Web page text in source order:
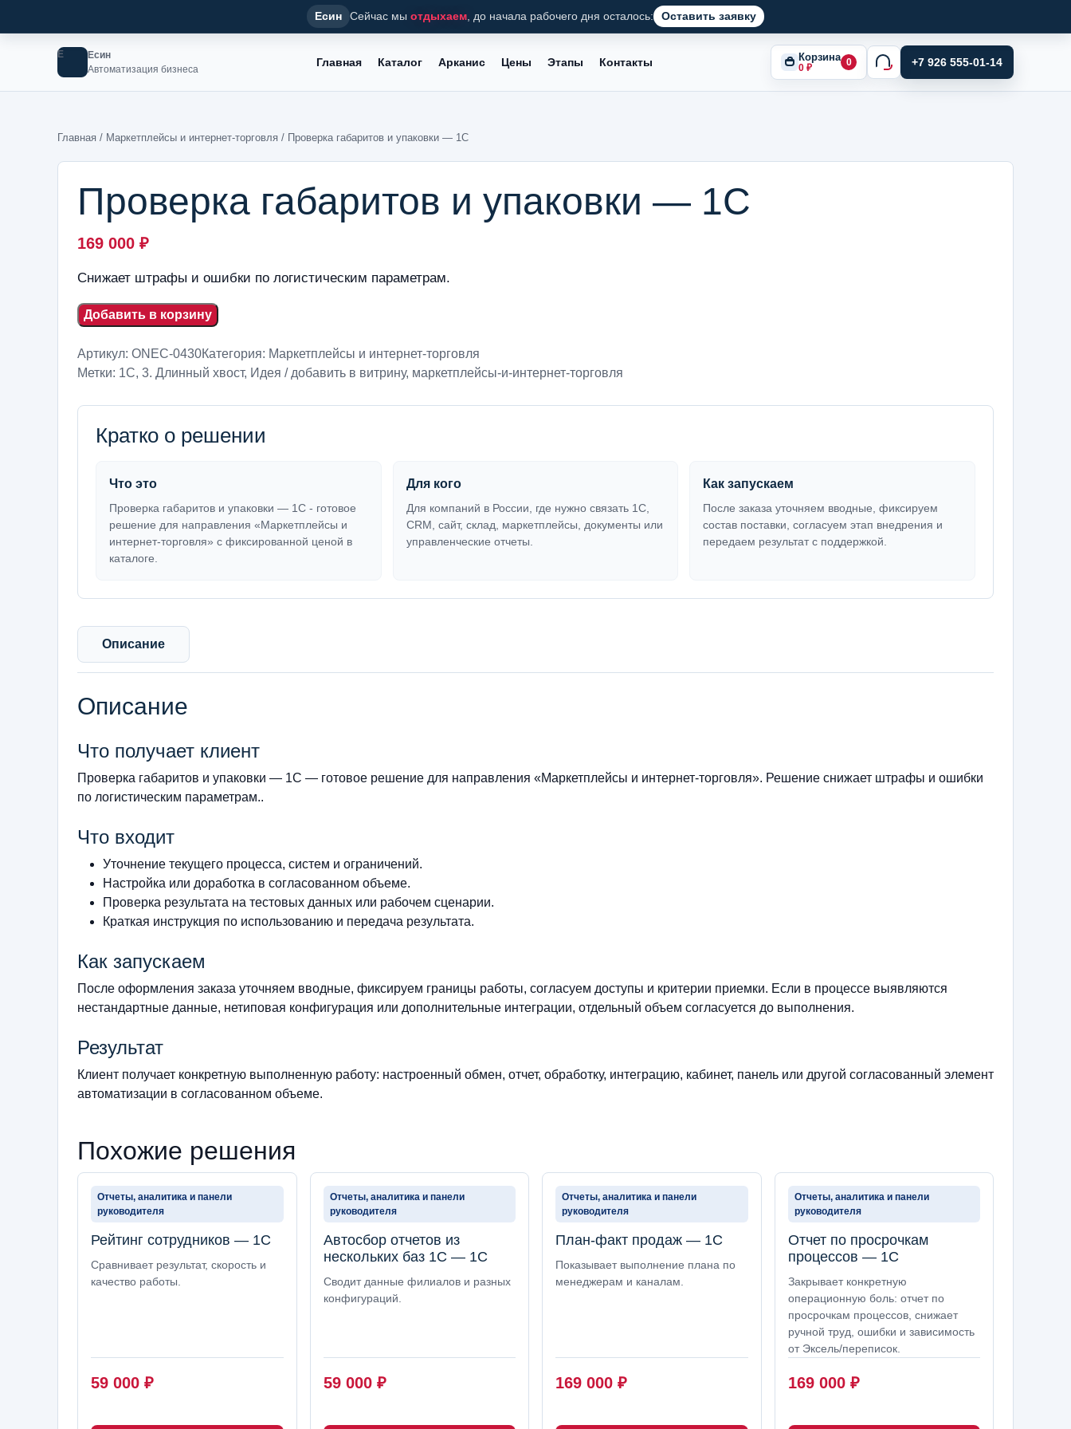
Есин Сейчас мы отдыхаем , до начала рабочего дня осталось: Оставить заявку
Е
Есин
Автоматизация бизнеса
Главная Каталог Арканис Цены Этапы Контакты Корзина
0 ₽ 0 +7 926 555-01-14
Главная / Маркетплейсы и интернет-торговля / Проверка габаритов и упаковки — 1С
Проверка габаритов и упаковки — 1С
169 000 ₽
Снижает штрафы и ошибки по логистическим параметрам.
Добавить в корзину
Артикул: ONEC-0430Категория: Маркетплейсы и интернет-торговля
Метки: 1С, 3. Длинный хвост, Идея / добавить в витрину, маркетплейсы-и-интернет-торговля
Кратко о решении
Что это
Проверка габаритов и упаковки — 1С - готовое
решение для направления «Маркетплейсы и
интернет-торговля» с фиксированной ценой в
каталоге.
Для кого
Для компаний в России, где нужно связать 1С,
CRM, сайт, склад, маркетплейсы, документы или
управленческие отчеты.
Как запускаем
После заказа уточняем вводные, фиксируем
состав поставки, согласуем этап внедрения и
передаем результат с поддержкой.
Описание
Описание
Что получает клиент
Проверка габаритов и упаковки — 1С — готовое решение для направления «Маркетплейсы и интернет-торговля». Решение снижает штрафы и ошибки
по логистическим параметрам..
Что входит
Уточнение текущего процесса, систем и ограничений.
Настройка или доработка в согласованном объеме.
Проверка результата на тестовых данных или рабочем сценарии.
Краткая инструкция по использованию и передача результата.
Как запускаем
После оформления заказа уточняем вводные, фиксируем границы работы, согласуем доступы и критерии приемки. Если в процессе выявляются
нестандартные данные, нетиповая конфигурация или дополнительные интеграции, отдельный объем согласуется до выполнения.
Результат
Клиент получает конкретную выполненную работу: настроенный обмен, отчет, обработку, интеграцию, кабинет, панель или другой согласованный элемент
автоматизации в согласованном объеме.
Похожие решения
Отчеты, аналитика и панели
руководителя
Рейтинг сотрудников — 1С
Сравнивает результат, скорость и
качество работы.
59 000 ₽
Отчеты, аналитика и панели
руководителя
Автосбор отчетов из
нескольких баз 1С — 1С
Сводит данные филиалов и разных
конфигураций.
59 000 ₽
Отчеты, аналитика и панели
руководителя
План-факт продаж — 1С
Показывает выполнение плана по
менеджерам и каналам.
169 000 ₽
Отчеты, аналитика и панели
руководителя
Отчет по просрочкам
процессов — 1С
Закрывает конкретную
операционную боль: отчет по
просрочкам процессов, снижает
ручной труд, ошибки и зависимость
от Эксель/переписок.
169 000 ₽